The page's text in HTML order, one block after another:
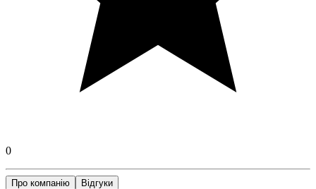
0
Про компанію Відгуки